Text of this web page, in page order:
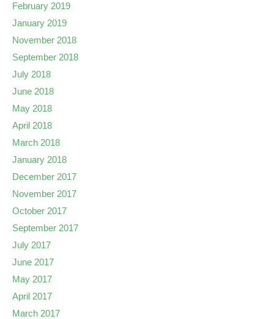
February 2019
January 2019
November 2018
September 2018
July 2018
June 2018
May 2018
April 2018
March 2018
January 2018
December 2017
November 2017
October 2017
September 2017
July 2017
June 2017
May 2017
April 2017
March 2017